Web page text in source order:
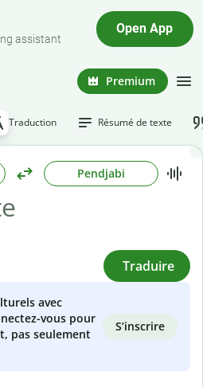
assistant
Open App
Premium
Traduction Résumé de texte
Pendjabi
Traduire
avec
vous pour
pas seulement
S’inscrire